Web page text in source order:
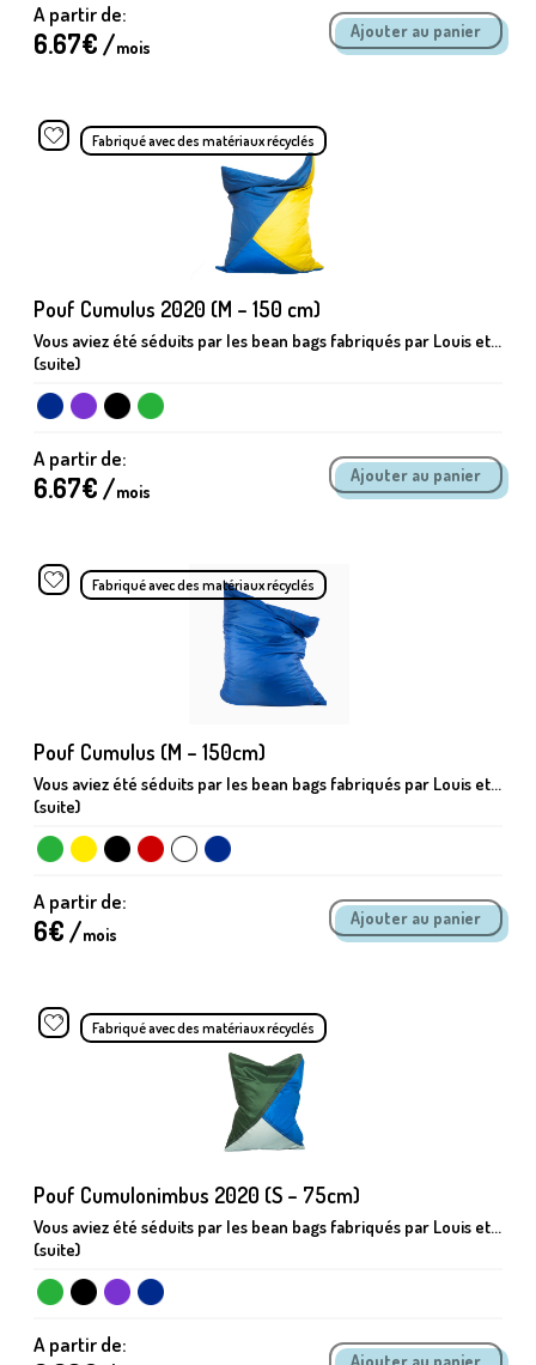
A partir de:
6.67€ /mois
Fabriqué avec des matériaux récyclés
Pouf Cumulus 2020 (M – 150 cm)
Vous aviez été séduits par les bean bags fabriqués par Louis et...
(suite)
A partir de:
6.67€ /mois
Fabriqué avec des matériaux récyclés
Pouf Cumulus (M – 150cm)
Vous aviez été séduits par les bean bags fabriqués par Louis et...
(suite)
A partir de:
6€ /mois
Fabriqué avec des matériaux récyclés
Pouf Cumulonimbus 2020 (S – 75cm)
Vous aviez été séduits par les bean bags fabriqués par Louis et...
(suite)
A partir de: